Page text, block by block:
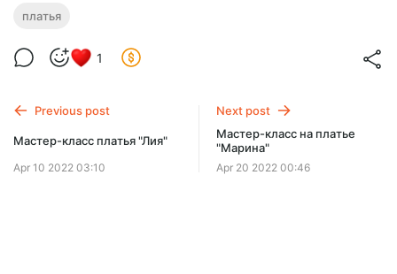
Мастер-класс на платье "Моника"
По мастер-классу вы сможете связать платье на размеры
42-44. Пряжа 50 гр 330м, крючок № 1,00 мм
платья
1
Previous post
Мастер-класс платья "Лия"
Apr 10 2022 03:10
Next post
Мастер-класс на платье
"Марина"
Apr 20 2022 00:46